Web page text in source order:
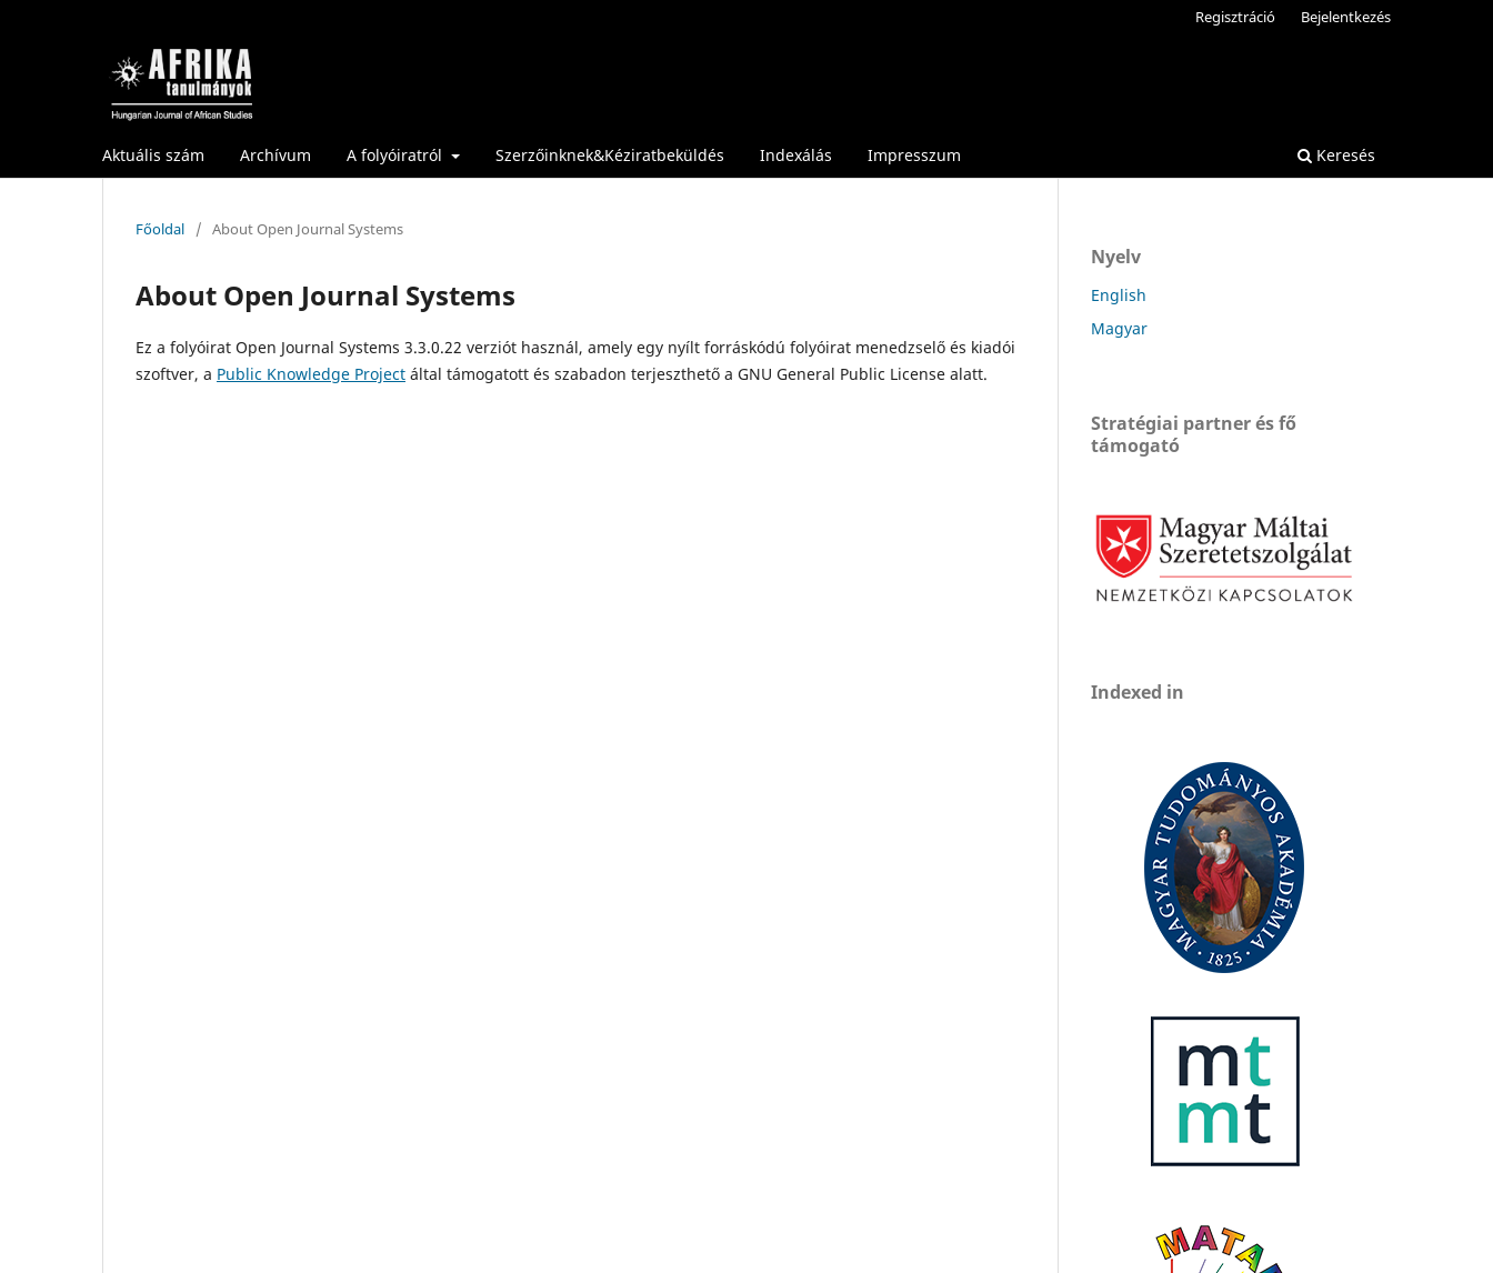
Aktuális szám Archívum A folyóiratról Szerzőinknek&Kéziratbeküldés Indexálás Impresszum Keresés
Regisztráció Bejelentkezés
Főoldal / About Open Journal Systems
About Open Journal Systems
Ez a folyóirat Open Journal Systems 3.3.0.22 verziót használ, amely egy nyílt forráskódú folyóirat menedzselő és kiadói
szoftver, a Public Knowledge Project által támogatott és szabadon terjeszthető a GNU General Public License alatt.
Nyelv
English
Magyar
Stratégiai partner és fő
támogató
Indexed in